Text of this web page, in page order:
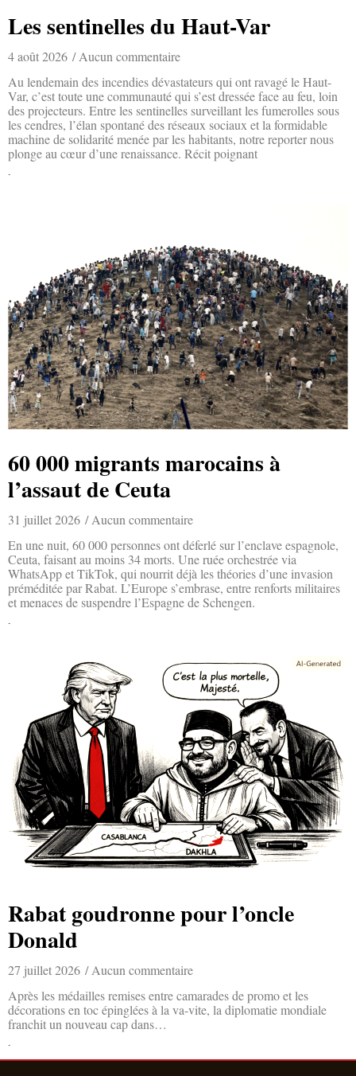
Les sentinelles du Haut-Var
4 août 2026
Aucun commentaire
Au lendemain des incendies dévastateurs qui ont ravagé le Haut-
Var, c’est toute une communauté qui s’est dressée face au feu, loin
des projecteurs. Entre les sentinelles surveillant les fumerolles sous
les cendres, l’élan spontané des réseaux sociaux et la formidable
machine de solidarité menée par les habitants, notre reporter nous
plonge au cœur d’une renaissance. Récit poignant
60 000 migrants marocains à
l’assaut de Ceuta
31 juillet 2026
Aucun commentaire
En une nuit, 60 000 personnes ont déferlé sur l’enclave espagnole,
Ceuta, faisant au moins 34 morts. Une ruée orchestrée via
WhatsApp et TikTok, qui nourrit déjà les théories d’une invasion
préméditée par Rabat. L’Europe s’embrase, entre renforts militaires
et menaces de suspendre l’Espagne de Schengen.
Rabat goudronne pour l’oncle
Donald
27 juillet 2026
Aucun commentaire
Après les médailles remises entre camarades de promo et les
décorations en toc épinglées à la va-vite, la diplomatie mondiale
franchit un nouveau cap dans…